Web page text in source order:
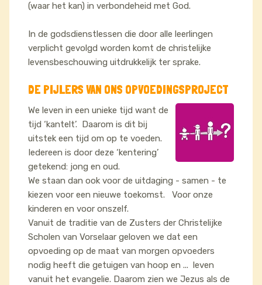
(waar het kan) in verbondeheid met God.
In de godsdienstlessen die door alle leerlingen
verplicht gevolgd worden komt de christelijke
levensbeschouwing uitdrukkelijk ter sprake.
DE PIJLERS VAN ONS OPVOEDINGSPROJECT
We leven in een unieke tijd want de
tijd ‘kantelt’. Daarom is dit bij
uitstek een tijd om op te voeden.
Iedereen is door deze ‘kentering’
getekend: jong en oud.
We staan dan ook voor de uitdaging - samen - te
kiezen voor een nieuwe toekomst. Voor onze
kinderen en voor onszelf.
Vanuit de traditie van de Zusters der Christelijke
Scholen van Vorselaar geloven we dat een
opvoeding op de maat van morgen opvoeders
nodig heeft die getuigen van hoop en ... leven
vanuit het evangelie. Daarom zien we Jezus als de